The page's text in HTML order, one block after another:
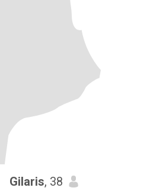
Gilaris, 38